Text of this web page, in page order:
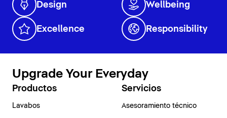
Design Wellbeing
Excellence Responsibility
Upgrade Your Everyday
Productos
Lavabos
Servicios
Asesoramiento técnico